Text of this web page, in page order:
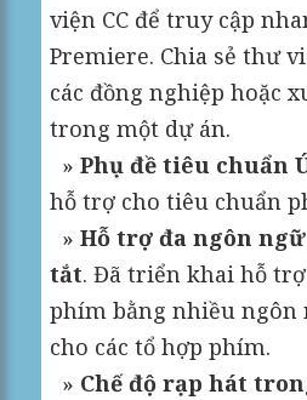
viện CC để truy cập
Premiere. Chia sẻ thư
các đồng nghiệp hoặc
trong một dự án.
»Phụ đề tiêu chuẩn
hỗ trợ cho tiêu chuẩn
»Hỗ trợ đa ngôn
tắt. Đã triển khai hỗ
phím bằng nhiều ngôn
cho các tổ hợp phím.
» Chế độ rạp hát